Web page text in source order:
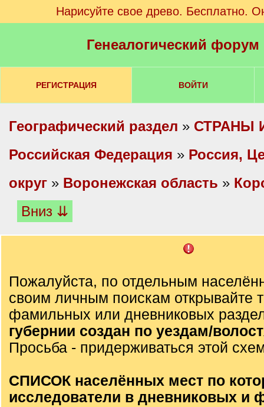
Нарисуйте свое древо. Бесплатно.
Генеалогический
РЕГИСТРАЦИЯ ВОЙТИ
Географический раздел » СТРАНЫ
Российская Федерация » Россия,
округ » Воронежская область »
Вниз ⇊
Пожалуйста, по отдельным
своим личным поискам открывайте
фамильных или дневниковых
губернии создан по уездам/
Просьба - придерживаться этой
СПИСОК населённых мест по
исследователи в дневниковых и